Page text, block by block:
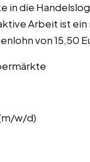
in die
Arbeit ist
von 15,50
w/d)